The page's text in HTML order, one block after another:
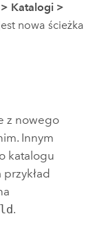
> Katalogi >
nowa ścieżka
z nowego
Innym
katalogu
.